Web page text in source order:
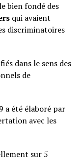
bien fondé des
qui avaient
discriminatoires
dans le sens des
de
a été élaboré par
avec les
sur 5